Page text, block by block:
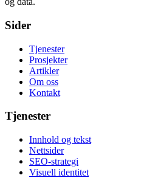
Sider
Tjenester
Prosjekter
Artikler
Om oss
Kontakt
Tjenester
Innhold og tekst
Nettsider
SEO-strategi
Visuell identitet